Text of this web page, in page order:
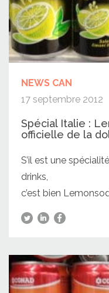
NEWS CAN
17 septembre 2012
Spécial Italie :
officielle de la
S’il est une
drinks,
c’est bien